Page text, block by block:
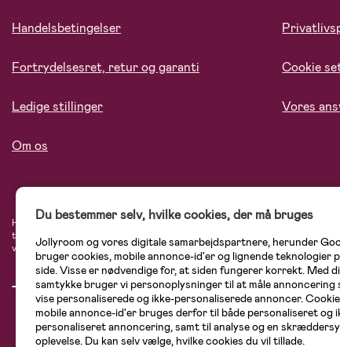
Handelsbetingelser
Fortrydelsesret, retur og garanti
Ledige stillinger
Om os
Cookie
Vores
Hos Jollyroom.dk finder du et stort udvalg af produkter til børnefamilien.
tryg, når du handler hos os. I vores udvalg finder du barnevogne,
varemærker som Britax, Maxi-Cosi, Baby Jogger, BabyBjörn, Didriksons,
Du bestemmer selv, hvilke cookies, der må bruges
Jollyroom og vores digitale samarbejdspartnere, herunder
bruger cookies, mobile annonce-id'er og lignende teknologier
side. Visse er nødvendige for, at siden fungerer korrekt. Med
samtykke bruger vi personoplysninger til at måle annoncering
vise personaliserede og ikke-personaliserede annoncer.
mobile annonce-id'er bruges derfor til både personaliseret og
personaliseret annoncering, samt til analyse og en
oplevelse. Du kan selv vælge, hvilke cookies du vil tillade.